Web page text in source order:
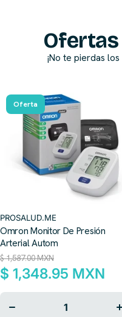
¡No te pierdas
Oferta
PROSALUD.ME
Omron Monitor De Presión
Arterial Autom
$ 1,587.00 MXN
$ 1,348.95 MXN
cantidad